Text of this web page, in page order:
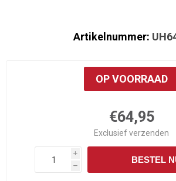
Artikelnummer:
OP VOORRAAD
€64,95
Exclusiefverzenden
i
h
BESTEL